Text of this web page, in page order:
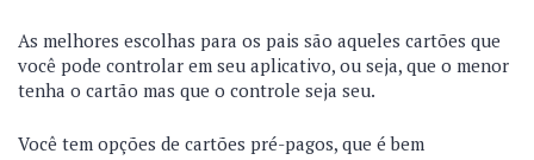
As melhores escolhas para os pais são aqueles cartões que
você pode controlar em seu aplicativo, ou seja, que o menor
tenha o cartão mas que o controle seja seu.
Você tem opções de cartões pré-pagos, que é bem